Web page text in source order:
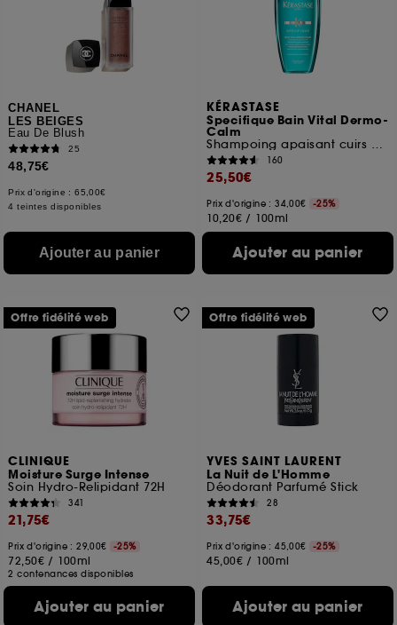
CHANEL
LES BEIGES
Eau De Blush
25
48,75€
Prix d'origine : 65,00€
4 teintes disponibles
Ajouter au panier
KÉRASTASE
Specifique Bain Vital Dermo-
Calm
Shampoing apaisant cuirs chevelus sensibles
160
25,50€
Prix d'origine : 34,00€ -25%
10,20€ / 100ml
Ajouter au panier
CLINIQUE
Moisture Surge Intense
Soin Hydro-Relipidant 72H
341
21,75€
Prix d'origine : 29,00€ -25%
72,50€ / 100ml
2 contenances disponibles
Ajouter au panier
Offre fidélité web
YVES SAINT LAURENT
La Nuit de L'Homme
Déodorant Parfumé Stick
28
33,75€
Prix d'origine : 45,00€ -25%
45,00€ / 100ml
Ajouter au panier
Offre fidélité web
ou en magasin. Pour refuser tous les cookies, cliques
sur "continuer sans accepter". Voous pouvez à tout
moment choisir de retirer votrte consentement. Si vous
souhaitez obtenir plus d'information sur les cookies
utilisés, cliquez